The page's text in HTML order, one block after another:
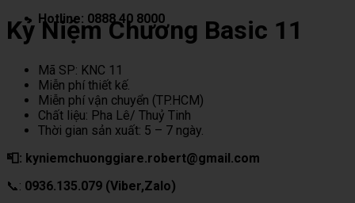
Hotline: 0888 40 8000
Kỷ Niệm Chương Basic 11
Mã SP: KNC 11
Miễn phí thiết kế.
Miễn phí vận chuyển (TP.HCM)
Chất liệu: Pha Lê/ Thuỷ Tinh
Thời gian sản xuất: 5 – 7 ngày.
📮: kyniemchuonggiare.robert@gmail.com
📞: 0936.135.079 (Viber,Zalo)